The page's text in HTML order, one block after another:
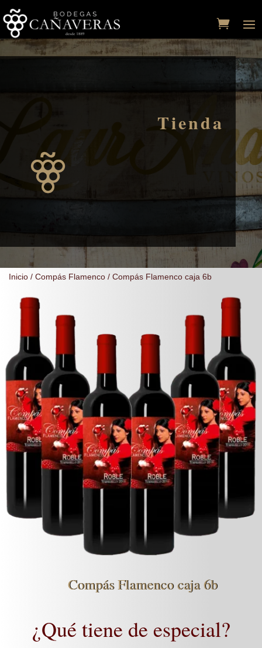
Tienda
Inicio / Compás Flamenco / Compás Flamenco caja 6b
Compás Flamenco caja 6b
¿Qué tiene de especial?